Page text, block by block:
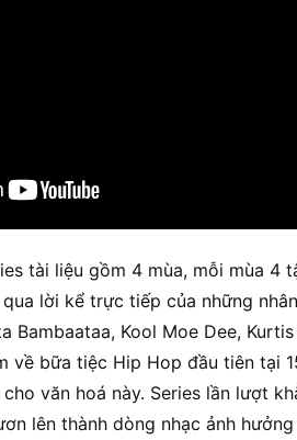
tài liệu gồm 4 mùa, mỗi mùa 4
lời kể trực tiếp của những
Bambaataa, Kool Moe Dee,
về bữa tiệc Hip Hop đầu tiên tại
văn hoá này. Series lần lượt
lên thành dòng nhạc ảnh